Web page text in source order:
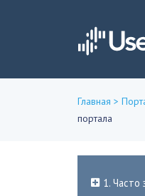
Вы
здесь
Главная >
портала
1. Часто